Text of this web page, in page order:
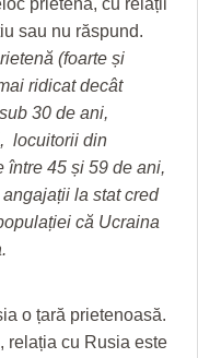
sau nu răspund.
(foarte și
ridicat decât
30 de ani,
locuitorii din
între 45 și 59 de ani,
la stat cred
că Ucraina
o țară prietenoasă.
relația cu Rusia este